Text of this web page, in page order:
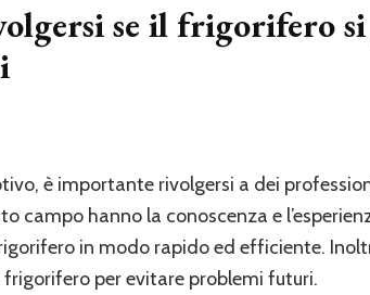
se il frigorifero si
è importante rivolgersi a dei
campo hanno la conoscenza e
in modo rapido ed efficiente.
per evitare problemi futuri.